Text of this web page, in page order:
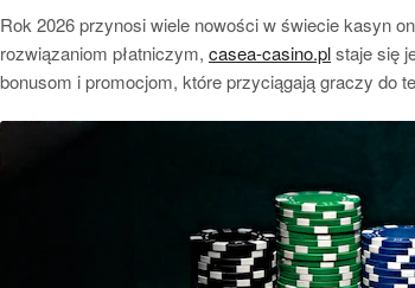
Rok 2026 przynosi wiele nowości w świecie kasyn
rozwiązaniom płatniczym, casea-casino.plstaje się
bonusom i promocjom, które przyciągają graczy do